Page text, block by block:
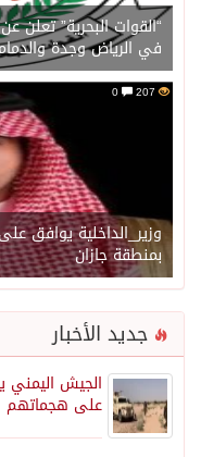
“القوات البحرية” تعلن
في الرياض وجدة
207
وزير_الداخلية يوافق
بمنطقة جازان
جديد الأخبار
الجيش اليمني
على هجماتهم